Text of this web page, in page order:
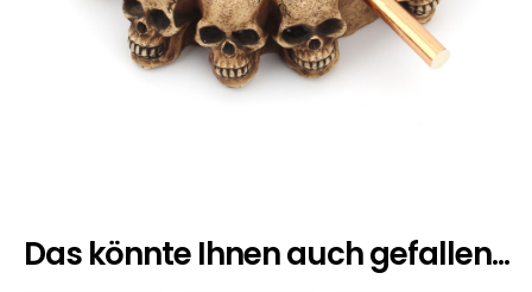
Das könnte Ihnen auch gefallen...